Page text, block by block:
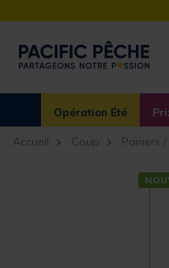
Opération Été
Accueil Coup Paniers